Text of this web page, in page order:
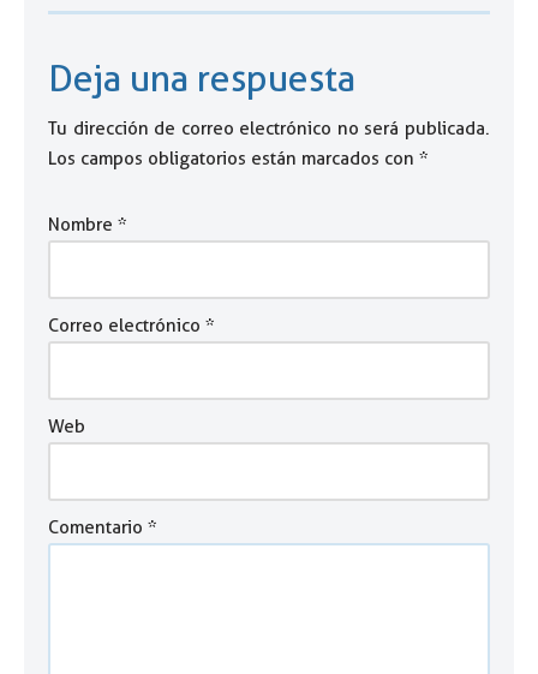
Deja una respuesta
Tu dirección de correo electrónico no será publicada.
Los campos obligatorios están marcados con *
Nombre *
Correo electrónico *
Web
Comentario *